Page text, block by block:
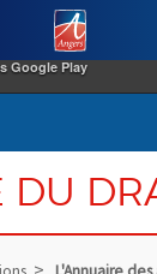
Google Play
DU